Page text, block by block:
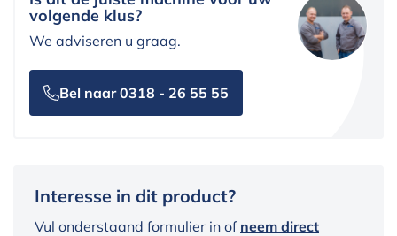
volgende klus?
We adviseren u graag.
Bel naar 0318 - 26 55 55
Interesse in dit product?
Vul onderstaand formulier in of neem direct